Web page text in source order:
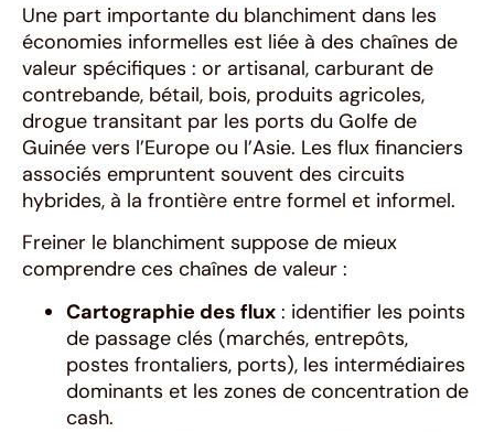
Une part importante du blanchiment dans les
économies informelles est liée à des chaînes de
valeur spécifiques : or artisanal, carburant de
contrebande, bétail, bois, produits agricoles,
drogue transitant par les ports du Golfe de
Guinée vers l’Europe ou l’Asie. Les flux financiers
associés empruntent souvent des circuits
hybrides, à la frontière entre formel et informel.
Freiner le blanchiment suppose de mieux
comprendre ces chaînes de valeur :
Cartographie des flux : identifier les points
de passage clés (marchés, entrepôts,
postes frontaliers, ports), les intermédiaires
dominants et les zones de concentration de
cash.